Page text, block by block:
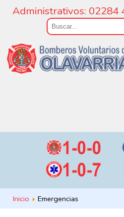
Administrativos:
Inicio Emergencias